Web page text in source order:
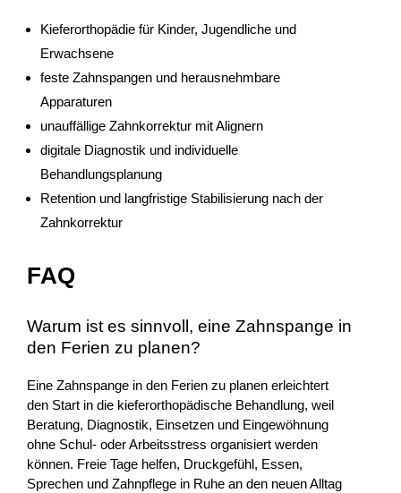
Kieferorthopädie für Kinder, Jugendliche und
Erwachsene
feste Zahnspangen und herausnehmbare
Apparaturen
unauffällige Zahnkorrektur mit Alignern
digitale Diagnostik und individuelle
Behandlungsplanung
Retention und langfristige Stabilisierung nach der
Zahnkorrektur
FAQ
Warum ist es sinnvoll, eine Zahnspange in
den Ferien zu planen?
Eine Zahnspange in den Ferien zu planen erleichtert
den Start in die kieferorthopädische Behandlung, weil
Beratung, Diagnostik, Einsetzen und Eingewöhnung
ohne Schul- oder Arbeitsstress organisiert werden
können. Freie Tage helfen, Druckgefühl, Essen,
Sprechen und Zahnpflege in Ruhe an den neuen Alltag